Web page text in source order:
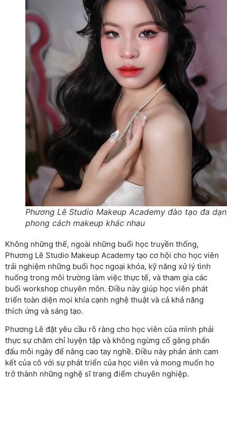
Phương Lê Studio Makeup Academy đào tạo đa
phong cách makeup khác nhau
Không những thế, ngoài những buổi học truyền thống,
Phương Lê Studio Makeup Academy tạo cơ hội cho học viên
trải nghiệm những buổi học ngoại khóa, kỹ năng xử lý tình
huống trong môi trường làm việc thực tế, và tham gia các
buổi workshop chuyên môn. Điều này giúp học viên phát
triển toàn diện mọi khía cạnh nghệ thuật và cả khả năng
thích ứng và sáng tạo.
Phương Lê đặt yêu cầu rõ ràng cho học viên của mình phải
thực sự chăm chỉ luyện tập và không ngừng cố gắng phấn
đấu mỗi ngày để nâng cao tay nghề. Điều này phản ánh cam
kết của cô với sự phát triển của học viên và mong muốn họ
trở thành những nghệ sĩ trang điểm chuyên nghiệp.